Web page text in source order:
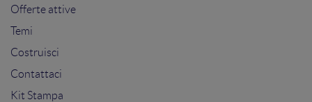
Offerte attive
Temi
Costruisci
Contattaci
Kit Stampa